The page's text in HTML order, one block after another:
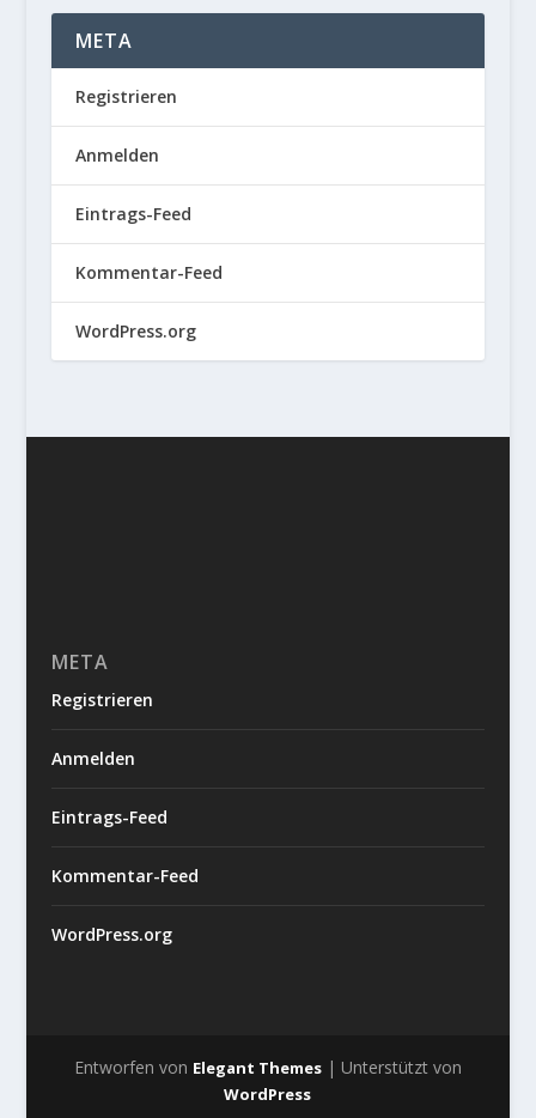
META
Registrieren
Anmelden
Eintrags-Feed
Kommentar-Feed
WordPress.org
META
Registrieren
Anmelden
Eintrags-Feed
Kommentar-Feed
WordPress.org
Entworfen von Elegant Themes| Unterstützt von
WordPress